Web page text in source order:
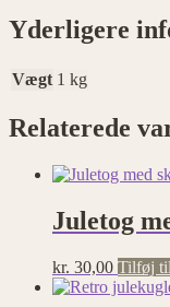
Yderligere
Vægt 1 kg
Relaterede
Juletog
kr. 30,00 Tilføj